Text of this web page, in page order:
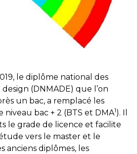
le diplôme national des
(DNMADE) que l’on
un bac, a remplacé les
niveau bac + 2 (BTS et DMA1). Il
le grade de licence et facilite
vers le master et le
anciens diplômes, les